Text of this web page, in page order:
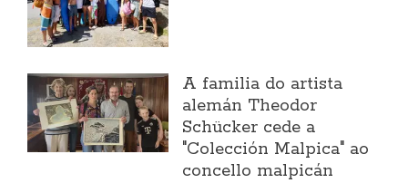
A familia do artista
alemán Theodor
Schücker cede a
"Colección Malpica" ao
concello malpicán